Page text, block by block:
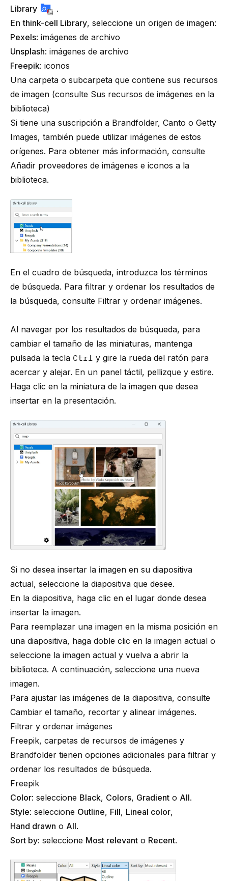
Library
.
Enthink-cell Library, seleccione un origen de imagen:
Pexels: imágenes de archivo
Unsplash: imágenes de archivo
Freepik: iconos
Una carpeta o subcarpeta que contiene sus recursos
de imagen (consulte Sus recursos de imágenes en la
biblioteca)
Si tiene una suscripción a Brandfolder, Canto o Getty
Images, también puede utilizar imágenes de estos
orígenes. Para obtener más información, consulte
Añadir proveedores de imágenes e iconos a la
biblioteca.
En el cuadro de búsqueda, introduzca los términos
de búsqueda. Para filtrar y ordenar los resultados de
la búsqueda, consulte Filtrar y ordenar imágenes.
Al navegar por los resultados de búsqueda, para
cambiar el tamaño de las miniaturas, mantenga
pulsada la tecla Ctrl y gire la rueda del ratón para
acercar y alejar. En un panel táctil, pellizque y estire.
Haga clic en la miniatura de la imagen que desea
insertar en la presentación.
Si no desea insertar la imagen en su diapositiva
actual, seleccione la diapositiva que desee.
En la diapositiva, haga clic en el lugar donde desea
insertar la imagen.
Para reemplazar una imagen en la misma posición en
una diapositiva, haga doble clic en la imagen actual o
seleccione la imagen actual y vuelva a abrir la
biblioteca. A continuación, seleccione una nueva
imagen.
Para ajustar las imágenes de la diapositiva, consulte
Cambiar el tamaño, recortar y alinear imágenes.
Filtrar y ordenar imágenes
Freepik, carpetas de recursos de imágenes y
Brandfolder tienen opciones adicionales para filtrar y
ordenar los resultados de búsqueda.
Freepik
Color: seleccione Black, Colors, Gradient o All.
Style: seleccione Outline, Fill, Lineal color,
Hand drawn o All.
Sort by: seleccione Most relevant o Recent.